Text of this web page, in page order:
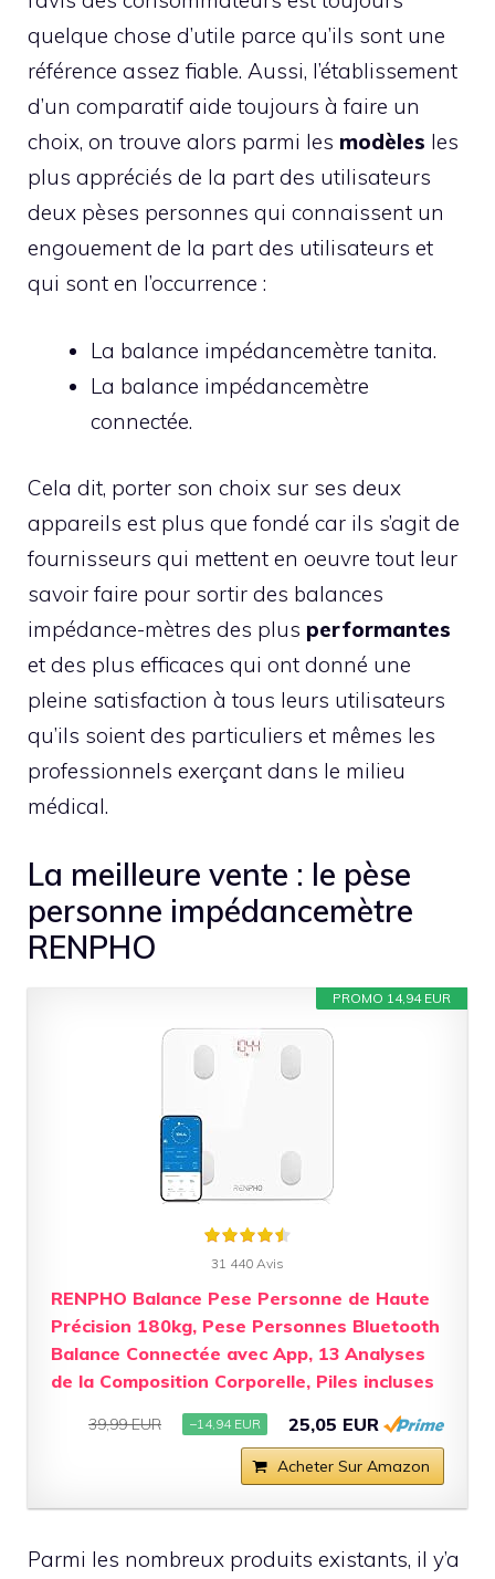
quelque chose d’utile parce qu’ils sont une
référence assez fiable. Aussi, l’établissement
d’un comparatif aide toujours à faire un
choix, on trouve alors parmi les modèles les
plus appréciés de la part des utilisateurs
deux pèses personnes qui connaissent un
engouement de la part des utilisateurs et
qui sont en l’occurrence :
La balance impédancemètre tanita.
La balance impédancemètre
connectée.
Cela dit, porter son choix sur ses deux
appareils est plus que fondé car ils s’agit de
fournisseurs qui mettent en oeuvre tout leur
savoir faire pour sortir des balances
impédance-mètres des plus performantes
et des plus efficaces qui ont donné une
pleine satisfaction à tous leurs utilisateurs
qu’ils soient des particuliers et mêmes les
professionnels exerçant dans le milieu
médical.
La meilleure vente : le pèse
personne impédancemètre
RENPHO
PROMO 14,94 EUR
31 440 Avis
RENPHO Balance Pese Personne de Haute
Précision 180kg, Pese Personnes Bluetooth
Balance Connectée avec App, 13 Analyses
de la Composition Corporelle, Piles incluses
39,99 EUR −14,94 EUR 25,05 EUR
Acheter Sur Amazon
Parmi les nombreux produits existants, il y’a